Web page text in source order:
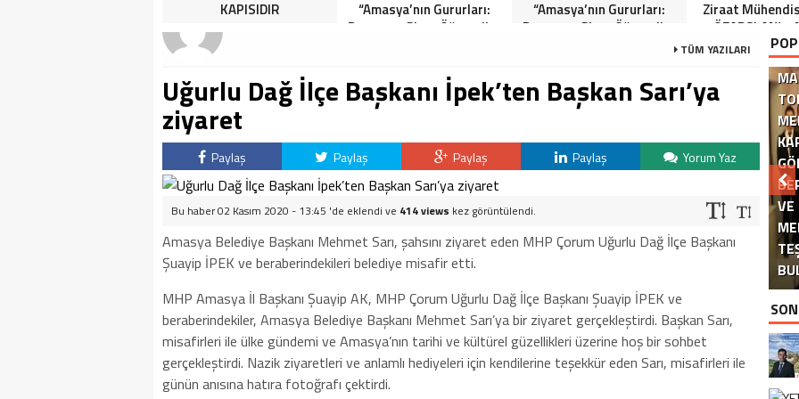
KAPISIDIR
“Amasya’nın Gururları:
Dereceye Giren Öğrenciler
“Amasya’nın Gururları:
Dereceye Giren Öğrenciler
Ziraat
Kandili
TÜM YAZILARI
Uğurlu Dağ İlçe Başkanı İpek’ten Başkan Sarı’ya
ziyaret
Paylaş Paylaş Paylaş Paylaş Yorum Yaz
Bu haber 02 Kasım 2020 - 13:45 'de eklendi ve 414 views kez görüntülendi.
Amasya Belediye Başkanı Mehmet Sarı, şahsını ziyaret eden MHP Çorum Uğurlu Dağ İlçe Başkanı
Şuayip İPEK ve beraberindekileri belediye misafir etti.
MHP Amasya İl Başkanı Şuayip AK, MHP Çorum Uğurlu Dağ İlçe Başkanı Şuayip İPEK ve
beraberindekiler, Amasya Belediye Başkanı Mehmet Sarı’ya bir ziyaret gerçekleştirdi. Başkan Sarı,
misafirleri ile ülke gündemi ve Amasya’nın tarihi ve kültürel güzellikleri üzerine hoş bir sohbet
gerçekleştirdi. Nazik ziyaretleri ve anlamlı hediyeleri için kendilerine teşekkür eden Sarı, misafirleri ile
günün anısına hatıra fotoğrafı çektirdi.
VE